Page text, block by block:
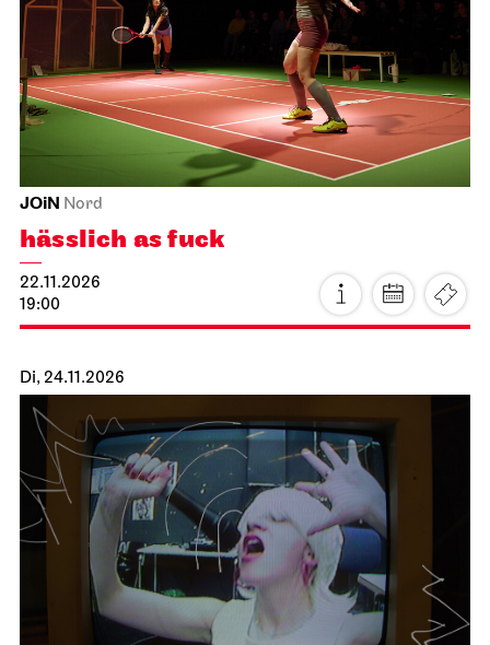
JOiN Nord
hässlich as fuck
22.11.2026
19:00
Di, 24.11.2026